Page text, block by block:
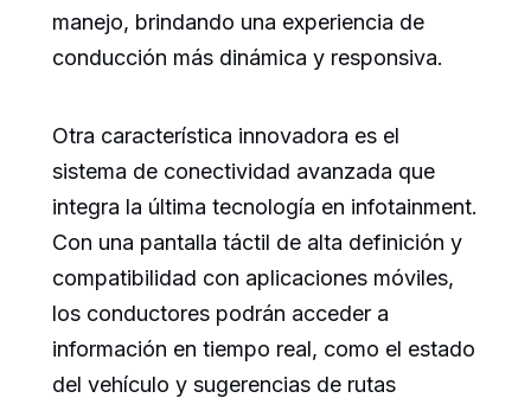
manejo, brindando una experiencia de
conducción más dinámica y responsiva.
Otra característica innovadora es el
sistema de conectividad avanzada que
integra la última tecnología en infotainment.
Con una pantalla táctil de alta definición y
compatibilidad con aplicaciones móviles,
los conductores podrán acceder a
información en tiempo real, como el estado
del vehículo y sugerencias de rutas